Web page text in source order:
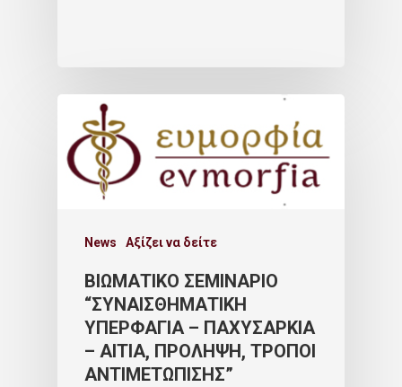
News Αξίζει να δείτε
ΒΙΩΜΑΤΙΚΟ ΣΕΜΙΝΑΡΙΟ
“ΣΥΝΑΙΣΘΗΜΑΤΙΚΗ
ΥΠΕΡΦΑΓΙΑ – ΠΑΧΥΣΑΡΚΙΑ
– ΑΙΤΙΑ, ΠΡΟΛΗΨΗ, ΤΡΟΠΟΙ
ΑΝΤΙΜΕΤΩΠΙΣΗΣ”